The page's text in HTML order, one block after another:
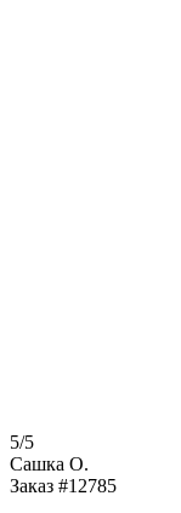
5/5
Сашка О.
Заказ #12785